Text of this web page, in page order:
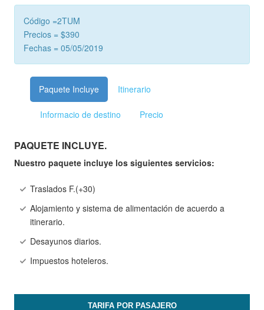
Código =2TUM
Precios = $390
Fechas = 05/05/2019
Paquete Incluye Itinerario
Informacio de destino Precio
PAQUETE INCLUYE.
Nuestro paquete incluye los siguientes servicios:
Traslados F.(+30)
Alojamiento y sistema de alimentación de acuerdo a
itinerario.
Desayunos diarios.
Impuestos hoteleros.